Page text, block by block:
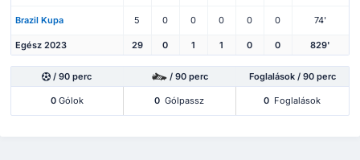
Brazil Kupa 5 0 0 0 0 0 74'
Egész 2023 29 0 1 1 0 0 829'
/ 90 perc / 90 perc Foglalások / 90 perc
0Gólok 0 Gólpassz 0 Foglalások